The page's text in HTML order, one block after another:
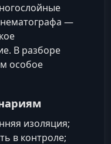
—
В разборе
особое
изоляция;
в контроле;